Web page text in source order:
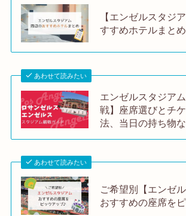
【エンゼルスタジ
すすめホテルまと
あわせて読みたい
エンゼルスタジア
戦】座席選びとチ
法、当日の持ち物
あわせて読みたい
ご希望別【エンゼ
おすすめの座席を